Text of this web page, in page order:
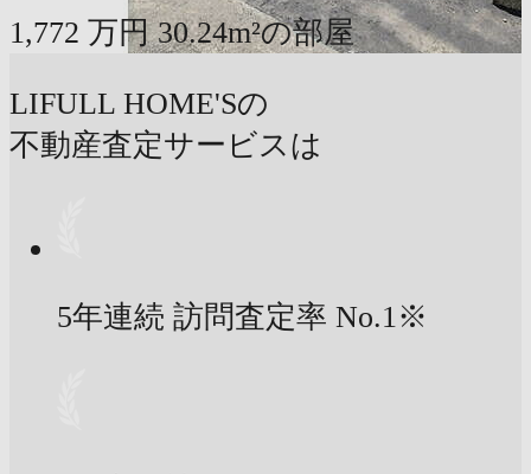
1,772 万円 30.24m²の部屋
LIFULL HOME'Sの
不動産査定サービスは
5年連続 訪問査定率 No.1※